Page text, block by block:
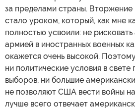
за пределами страны.
стало уроком, который, как мне
полностью усвоили: не
армией в иностранных военных
окажется очень высокой.
ни политические условия в свете
выборов, ни большие
не позволяют США вести войны
лучше всего отвечает